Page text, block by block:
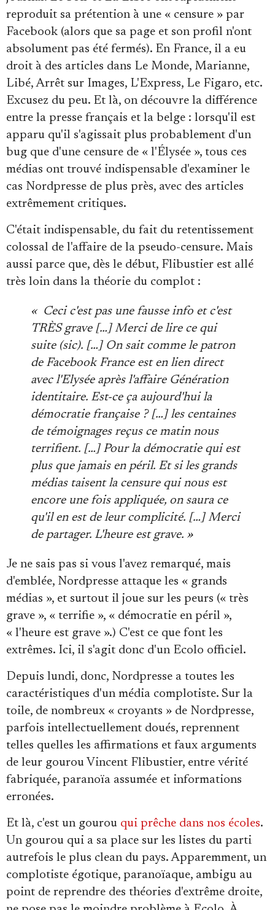
reproduit sa prétention à une « censure » par
Facebook (alors que sa page et son profil n'ont
absolument pas été fermés). En France, il a eu
droit à des articles dans Le Monde, Marianne,
Libé, Arrêt sur Images, L'Express, Le Figaro, etc.
Excusez du peu. Et là, on découvre la différence
entre la presse français et la belge : lorsqu'il est
apparu qu'il s'agissait plus probablement d'un
bug que d'une censure de « l'Élysée », tous ces
médias ont trouvé indispensable d'examiner le
cas Nordpresse de plus près, avec des articles
extrêmement critiques.
C'était indispensable, du fait du retentissement
colossal de l'affaire de la pseudo-censure. Mais
aussi parce que, dès le début, Flibustier est allé
très loin dans la théorie du complot :
« Ceci c'est pas une fausse info et c'est
TRÈS grave […] Merci de lire ce qui
suite (sic). […] On sait comme le patron
de Facebook France est en lien direct
avec l'Elysée après l'affaire Génération
identitaire. Est-ce ça aujourd'hui la
démocratie française ? […] les centaines
de témoignages reçus ce matin nous
terrifient. […] Pour la démocratie qui est
plus que jamais en péril. Et si les grands
médias taisent la censure qui nous est
encore une fois appliquée, on saura ce
qu'il en est de leur complicité. […] Merci
de partager. L'heure est grave. »
Je ne sais pas si vous l'avez remarqué, mais
d'emblée, Nordpresse attaque les « grands
médias », et surtout il joue sur les peurs (« très
grave », « terrifie », « démocratie en péril »,
« l'heure est grave ».) C'est ce que font les
extrêmes. Ici, il s'agit donc d'un Ecolo officiel.
Depuis lundi, donc, Nordpresse a toutes les
caractéristiques d'un média complotiste. Sur la
toile, de nombreux « croyants » de Nordpresse,
parfois intellectuellement doués, reprennent
telles quelles les affirmations et faux arguments
de leur gourou Vincent Flibustier, entre vérité
fabriquée, paranoïa assumée et informations
erronées.
Et là, c'est un gourou qui prêche dans nos écoles.
Un gourou qui a sa place sur les listes du parti
autrefois le plus clean du pays. Apparemment, un
complotiste égotique, paranoïaque, ambigu au
point de reprendre des théories d'extrême droite,